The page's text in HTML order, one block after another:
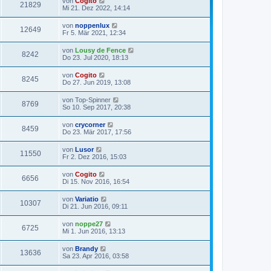
21829
Mi 21. Dez 2022, 14:14
12649 von noppenlux
Fr 5. Mär 2021, 12:34
8242 von Lousy de Fence
Do 23. Jul 2020, 18:13
8245 von Cogito
Do 27. Jun 2019, 13:08
8769 von Top-Spinner
So 10. Sep 2017, 20:38
8459 von crycorner
Do 23. Mär 2017, 17:56
11550 von Lusor
Fr 2. Dez 2016, 15:03
6656 von Cogito
Di 15. Nov 2016, 16:54
10307 von Variatio
Di 21. Jun 2016, 09:11
6725 von noppe27
Mi 1. Jun 2016, 13:13
13636 von Brandy
Sa 23. Apr 2016, 03:58